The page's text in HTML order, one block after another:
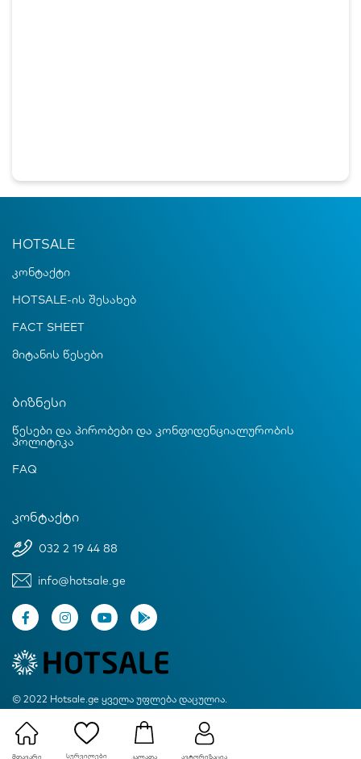
მთავარი სურვილები კალათა ავტორიზაცია
HOTSALE
კონტაქტი
HOTSALE-ის შესახებ
FACT SHEET
მიტანის წესები
ბიზნესი
წესები და პირობები და კონფიდენციალურობის
პოლიტიკა
FAQ
კონტაქტი
032 2 19 44 88
info@hotsale.ge
© 2022 Hotsale.ge ყველა უფლება დაცულია.
Created by Proservice